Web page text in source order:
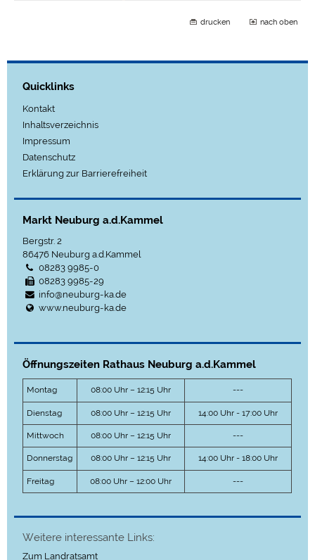
drucken nach oben
Quicklinks
Kontakt
Inhaltsverzeichnis
Impressum
Datenschutz
Erklärung zur Barrierefreiheit
Markt Neuburg a.d.Kammel
Bergstr. 2
86476 Neuburg a.d.Kammel
08283 9985-0
08283 9985-29
info@neuburg-ka.de
www.neuburg-ka.de
Öffnungszeiten Rathaus Neuburg a.d.Kammel
Montag 08:00 Uhr – 12:15 Uhr ---
Dienstag 08:00 Uhr – 12:15 Uhr 14:00 Uhr - 17:00 Uhr
Mittwoch 08:00 Uhr – 12:15 Uhr ---
Donnerstag 08:00 Uhr – 12:15 Uhr 14:00 Uhr - 18:00 Uhr
Freitag 08:00 Uhr – 12:00 Uhr ---
Weitere interessante Links:
Zum Landratsamt